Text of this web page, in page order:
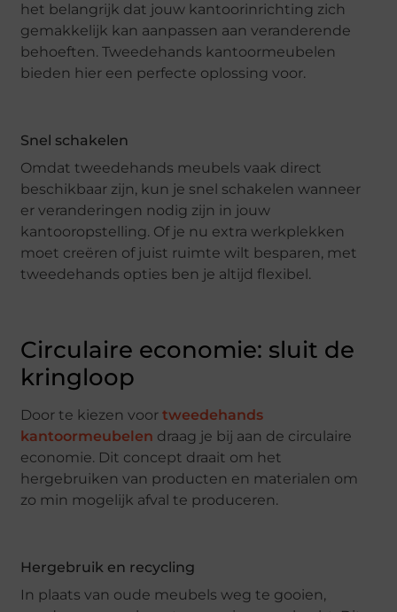
het belangrijk dat jouw kantoorinrichting zich
gemakkelijk kan aanpassen aan veranderende
behoeften. Tweedehands kantoormeubelen
bieden hier een perfecte oplossing voor.
Snel schakelen
Omdat tweedehands meubels vaak direct
beschikbaar zijn, kun je snel schakelen wanneer
er veranderingen nodig zijn in jouw
kantooropstelling. Of je nu extra werkplekken
moet creëren of juist ruimte wilt besparen, met
tweedehands opties ben je altijd flexibel.
Circulaire economie: sluit de
kringloop
Door te kiezen voortweedehands
kantoormeubelen draag je bij aan de circulaire
economie. Dit concept draait om het
hergebruiken van producten en materialen om
zo min mogelijk afval te produceren.
Hergebruik en recycling
In plaats van oude meubels weg te gooien,